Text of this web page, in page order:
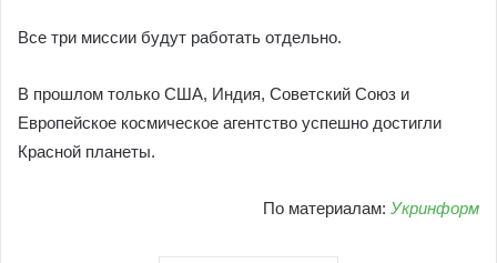
Все три миссии будут работать отдельно.
В прошлом только США, Индия, Советский Союз и
Европейское космическое агентство успешно достигли
Красной планеты.
По материалам: Укринформ